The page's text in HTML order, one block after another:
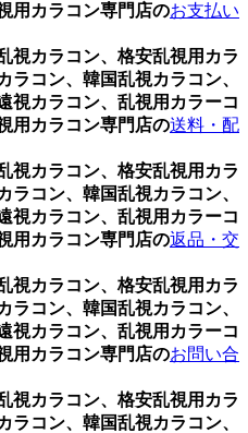
用カラコン専門店のお支払い
視カラコン、格安乱視用カラ
ラコン、韓国乱視カラコン、
視カラコン、乱視用カラーコ
用カラコン専門店の送料・配
視カラコン、格安乱視用カラ
ラコン、韓国乱視カラコン、
視カラコン、乱視用カラーコ
用カラコン専門店の返品・交
視カラコン、格安乱視用カラ
ラコン、韓国乱視カラコン、
視カラコン、乱視用カラーコ
用カラコン専門店のお問い合
視カラコン、格安乱視用カラ
ラコン、韓国乱視カラコン、